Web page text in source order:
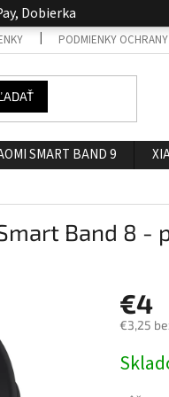
Dobierka
PODMIENKY OCHRANY
SMART BAND 9
Band 8 -
€4
€3,25
cena: